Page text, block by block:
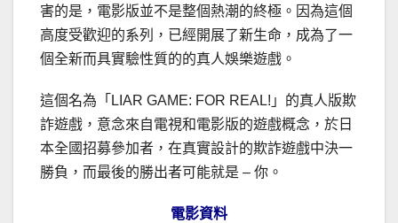
害的是，電影版並不是整個熱潮的終極。因為這個
高度受歡迎的系列，已經開展了新生命，成為了一
個全新而具實驗性質的的真人娛樂遊戲。
這個名為「LIAR GAME: FOR REAL!」的真人版欺
詐遊戲，意念來自電視和電影版的遊戲概念，於日
本全國招募參加者，在真實設計的欺詐遊戲中決一
勝負，而最後的勝出者可能就是 – 你。
電影資料